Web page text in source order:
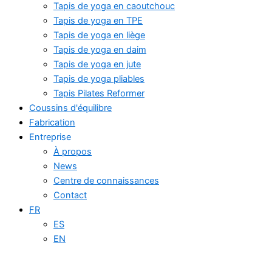
Tapis de yoga en caoutchouc
Tapis de yoga en TPE
Tapis de yoga en liège
Tapis de yoga en daim
Tapis de yoga en jute
Tapis de yoga pliables
Tapis Pilates Reformer
Coussins d'équilibre
Fabrication
Entreprise
À propos
News
Centre de connaissances
Contact
FR
ES
EN